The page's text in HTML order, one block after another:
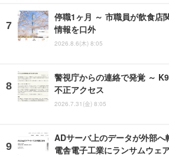
停職1ヶ月 ～ 市職員が飲食店
情報を口外
2026.8.6(木) 8:05
警視庁からの連絡で発覚 ～
不正アクセス
2026.7.31(金) 8:05
ADサーバ上のデータが外部
電舎電子工業にランサムウェ